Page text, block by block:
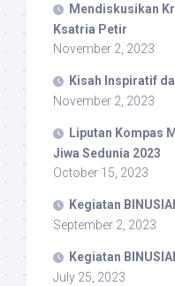
Mendiskusikan
Ksatria Petir
November 2, 2023
Kisah Inspiratif
November 2, 2023
Liputan Kompas
Jiwa Sedunia 2023
October 15, 2023
Kegiatan
September 2, 2023
Kegiatan
July 25, 2023